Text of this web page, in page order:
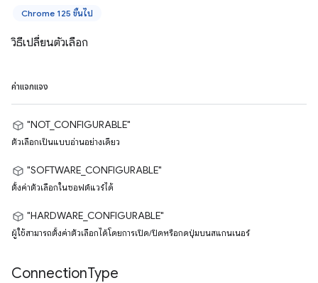
Chrome 125 ขึ้นไป
วิธีเปลี่ยนตัวเลือก
ค่าแจกแจง
"NOT_CONFIGURABLE"
ตัวเลือกเป็นแบบอ่านอย่างเดียว
"SOFTWARE_CONFIGURABLE"
ตั้งค่าตัวเลือกในซอฟต์แวร์ได้
"HARDWARE_CONFIGURABLE"
ผู้ใช้สามารถตั้งค่าตัวเลือกได้โดยการเปิด/ปิดหรือกดปุ่มบนสแกนเนอร์
ConnectionType